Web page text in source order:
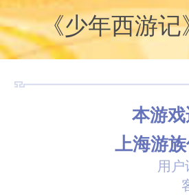
《少年西游记
本游
上海游
用